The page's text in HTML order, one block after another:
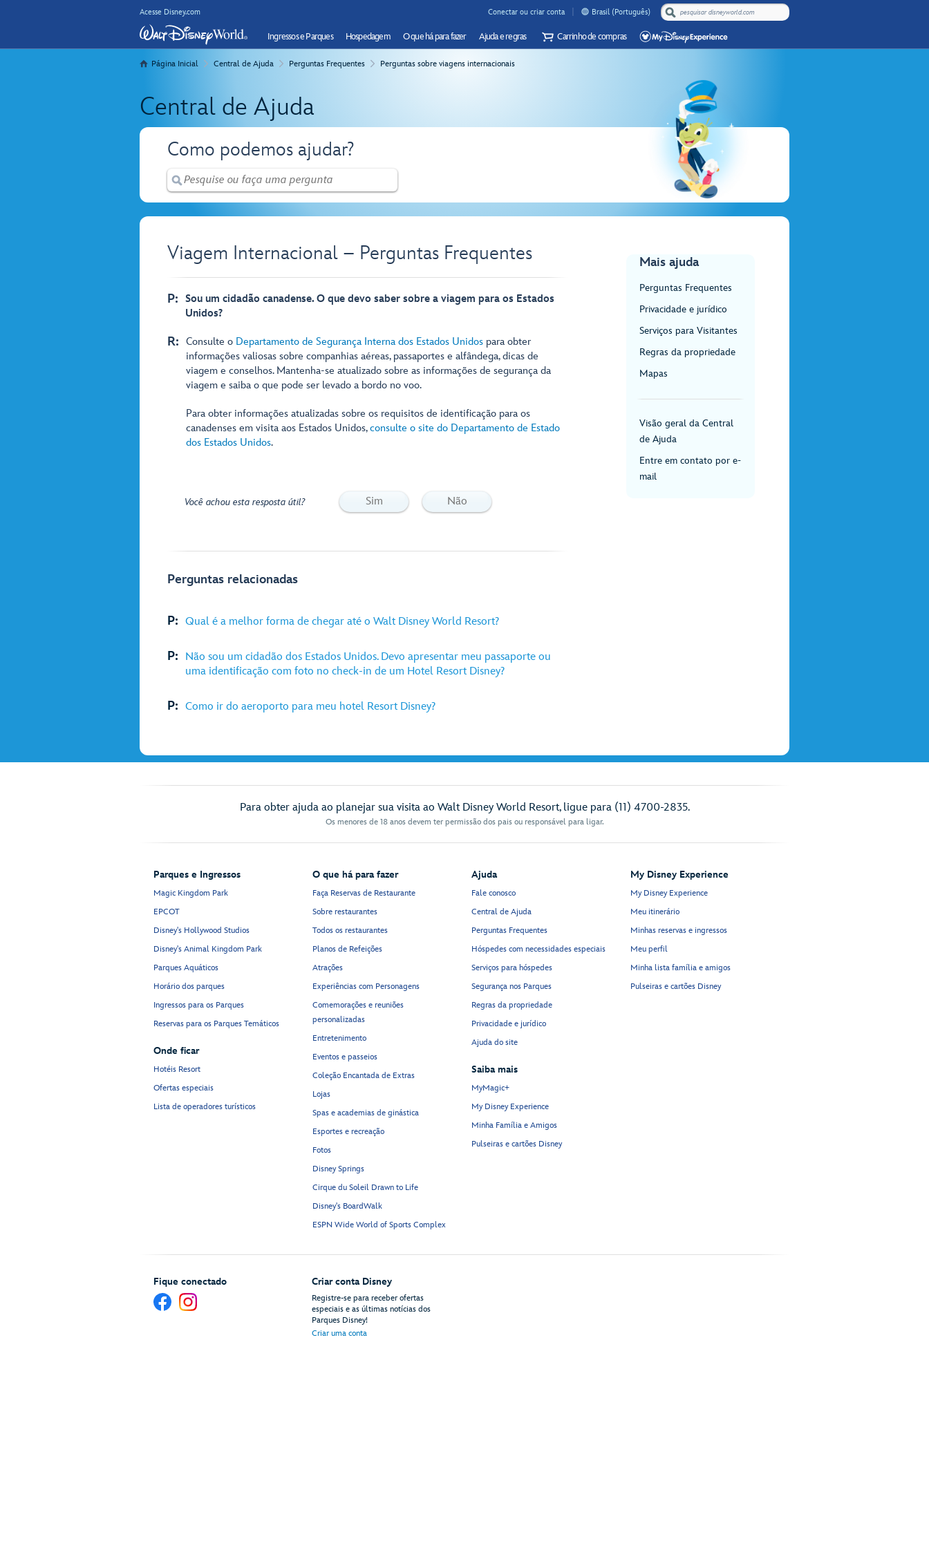
Acesse Disney.com Conectar ou criar conta Brasil (Português)
Ingressos e Parques Hospedagem O que há para fazer Ajuda e regras Carrinho de compras
Página Inicial Central de Ajuda Perguntas Frequentes Perguntas sobre viagens internacionais
Central de Ajuda
Como podemos ajudar?
Viagem Internacional – Perguntas Frequentes
P: Sou um cidadão canadense. O que devo saber sobre a viagem para os Estados
Unidos?
R: Consulte o Departamento de Segurança Interna dos Estados Unidos para obter
informações valiosas sobre companhias aéreas, passaportes e alfândega, dicas de
viagem e conselhos. Mantenha-se atualizado sobre as informações de segurança da
viagem e saiba o que pode ser levado a bordo no voo.
Para obter informações atualizadas sobre os requisitos de identificação para os
canadenses em visita aos Estados Unidos,consulte o site do Departamento de Estado
dos Estados Unidos.
Você achou esta resposta útil? Sim Não
Perguntas relacionadas
P: Qual é a melhor forma de chegar até o Walt Disney World Resort?
P:
Não sou um cidadão dos Estados Unidos. Devo apresentar meu passaporte ou
uma identificação com foto no check-in de um Hotel Resort Disney?
P: Como ir do aeroporto para meu hotel Resort Disney?
Mais ajuda
Perguntas Frequentes
Privacidade e jurídico
Serviços para Visitantes
Regras da propriedade
Mapas
Visão geral da Central
de Ajuda
Entre em contato por e-
mail
Para obter ajuda ao planejar sua visita ao Walt Disney World Resort, ligue para (11) 4700-2835.
Os menores de 18 anos devem ter permissão dos pais ou responsável para ligar.
Parques e Ingressos
Magic Kingdom Park
EPCOT
Disney's Hollywood Studios
Disney's Animal Kingdom Park
Parques Aquáticos
Horário dos parques
Ingressos para os Parques
Reservas para os Parques Temáticos
Onde ficar
Hotéis Resort
Ofertas especiais
Lista de operadores turísticos
O que há para fazer
Faça Reservas de Restaurante
Sobre restaurantes
Todos os restaurantes
Planos de Refeições
Atrações
Experiências com Personagens
Comemorações e reuniões
personalizadas
Entretenimento
Eventos e passeios
Coleção Encantada de Extras
Lojas
Spas e academias de ginástica
Esportes e recreação
Fotos
Disney Springs
Cirque du Soleil Drawn to Life
Disney's BoardWalk
ESPN Wide World of Sports Complex
Ajuda
Fale conosco
Central de Ajuda
Perguntas Frequentes
Hóspedes com necessidades especiais
Serviços para hóspedes
Segurança nos Parques
Regras da propriedade
Privacidade e jurídico
Ajuda do site
Saiba mais
MyMagic+
My Disney Experience
Minha Família e Amigos
Pulseiras e cartões Disney
My Disney Experience
My Disney Experience
Meu itinerário
Minhas reservas e ingressos
Meu perfil
Minha lista família e amigos
Pulseiras e cartões Disney
Fique conectado Criar conta Disney
Registre-se para receber ofertas
especiais e as últimas notícias dos
Parques Disney!
Criar uma conta